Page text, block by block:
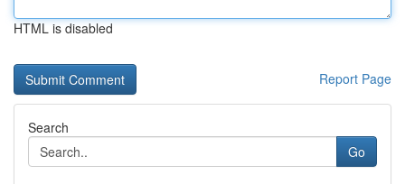
HTML is disabled
Report Page
Search
Go